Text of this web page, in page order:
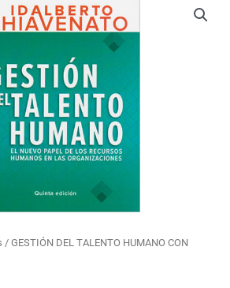
/ GESTIÓN DEL TALENTO HUMANO CON